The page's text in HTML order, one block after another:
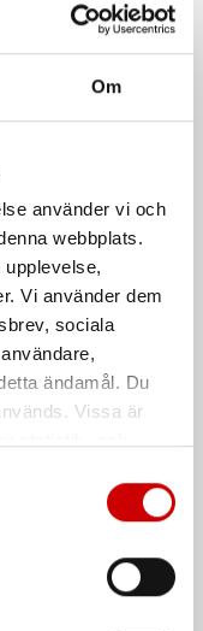
Om
använder vi och
webbplats.
Vi använder dem
sociala
ändamål. Du
Vissa är
Genom
överföringar. Läs
fastbränning,
och ger ett
korrosionsskydd
Med klämma